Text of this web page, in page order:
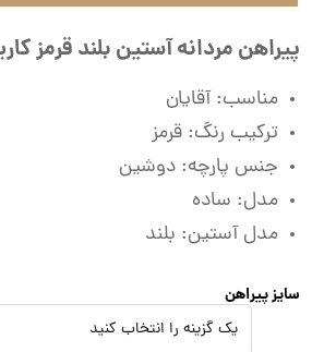
پیراهن مردانه آستین بلند قرمز
مناسب: آقایان
ترکیب رنگ: قرمز
جنس پارچه: دوشین
مدل: ساده
مدل آستین: بلند
سایز پیراهن